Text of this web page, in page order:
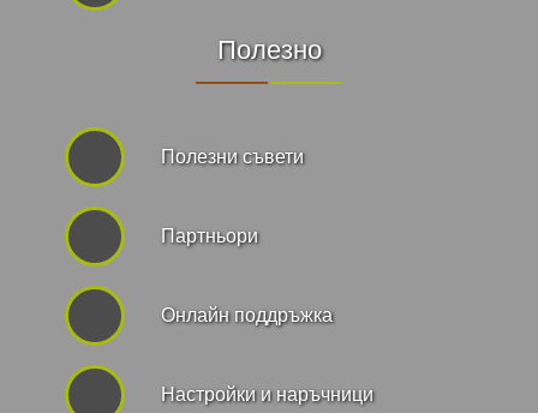
Полезно
Полезни съвети
Партньори
Онлайн поддръжка
Hастройки и наръчници